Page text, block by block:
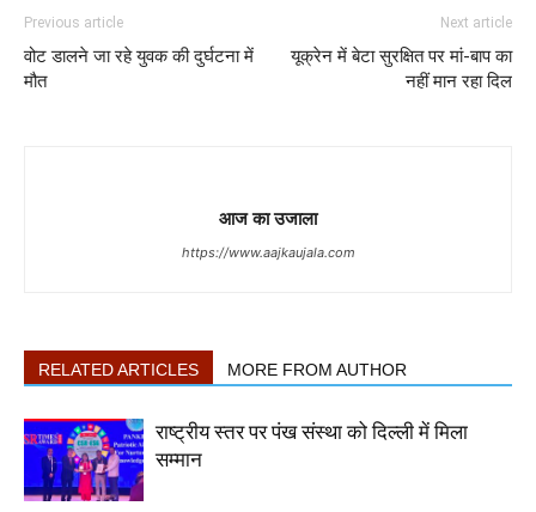
Previous article
वोट डालने जा रहे युवक की दुर्घटना में
मौत
Next article
यूक्रेन में बेटा सुरक्षित पर मां-बाप का
नहीं मान रहा दिल
आज का उजाला
https://www.aajkaujala.com
RELATED ARTICLES MORE FROM AUTHOR
राष्ट्रीय स्तर पर पंख संस्था को दिल्ली में मिला
सम्मान